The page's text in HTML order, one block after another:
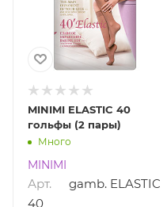
MINIMI ELASTIC 40
гольфы (2 пары)
Много
MINIMI
Арт.
gamb. ELASTIC
40